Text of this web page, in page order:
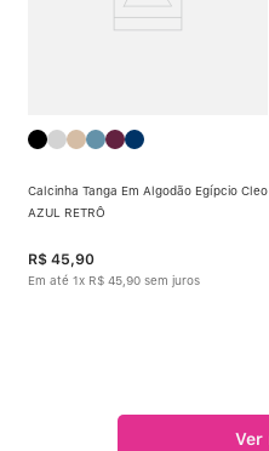
Calcinha Tanga Em Algodão Egípcio Cleo
AZUL RETRÔ
R$ 45,90
Em até 1x R$ 45 90 sem juros